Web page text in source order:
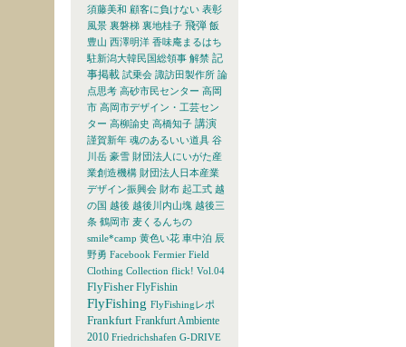
須藤美和 顧客に負けない 表彰
風景 裏磐梯 裏地桂子 飛弾 飯
豊山 西澤明洋 香味庵まるはち
駐新潟大韓民国総領事 解禁 記
事掲載 試乗会 諏訪田製作所 論
点思考 高砂市民センター 高岡
市 高岡市デザイン・工芸セン
ター 高柳諭史 高橋知子 講演
謹賀新年 魂のあるいい道具 谷
川岳 豪雪 財団法人にいがた産
業創造機構 財団法人日本産業
デザイン振興会 財布 起工式 越
の国 越後 越後川内山塊 越後三
条 鶴岡市 麦くるんちの
smile*camp 黄色い花 車中泊 辰
野勇 Facebook Fermier Field
Clothing Collection flick! Vol.04
FlyFisher FlyFishin
FlyFishing FlyFishingレポ
Frankfurt Frankfurt Ambiente
2010 Friedrichshafen G-DRIVE